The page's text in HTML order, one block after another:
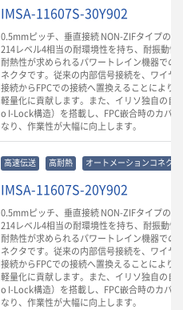
IMSA-11607S-30Y902
0.5mmピッチ、垂直接続 NON-ZIFタイプの
214レベル4相当の耐環境性を持ち、耐振動
耐熱性が求められるパワートレイン機器での
ネクタです。従来の内部信号接続を、ワイヤ
接続からFPCでの接続へ置換えることにより
軽量化に貢献します。また、イリソ独自の自
o I-Lock構造）を搭載し、FPC嵌合時のカバ
なり、作業性が大幅に向上します。
高速伝送 高耐熱 オートメーションコネクタ
IMSA-11607S-20Y902
0.5mmピッチ、垂直接続 NON-ZIFタイプの
214レベル4相当の耐環境性を持ち、耐振動
耐熱性が求められるパワートレイン機器での
ネクタです。従来の内部信号接続を、ワイヤ
接続からFPCでの接続へ置換えることにより
軽量化に貢献します。また、イリソ独自の自
o I-Lock構造）を搭載し、FPC嵌合時のカバ
なり、作業性が大幅に向上します。